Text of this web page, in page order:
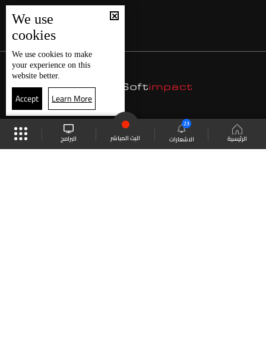
الرئيسية الاشعارات
23
البث المباشر البرامج
We use
cookies
We use cookies to make
your experience on this
website better.
Accept Learn More
موقع البرامج الجدول البث المباشر